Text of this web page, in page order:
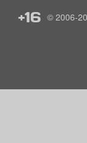
+16 © 2006-